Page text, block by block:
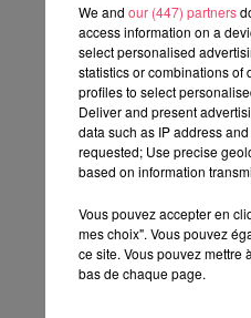
We and our (447) partners
access information on a
select personalised
statistics or combinations of
profiles to select
Deliver and present
data such as IP address
requested; Use precise
based on information
Vous pouvez accepter en
mes choix". Vous pouvez
ce site. Vous pouvez mettre
bas de chaque page.